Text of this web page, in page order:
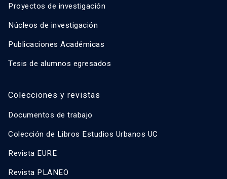
Proyectos de investigación
Núcleos de investigación
Publicaciones Académicas
Tesis de alumnos egresados
Colecciones y revistas
Documentos de trabajo
Colección de Libros Estudios Urbanos UC
Revista EURE
Revista PLANEO